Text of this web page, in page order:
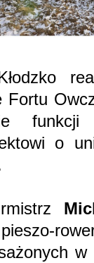
Fortu
funkcji
o